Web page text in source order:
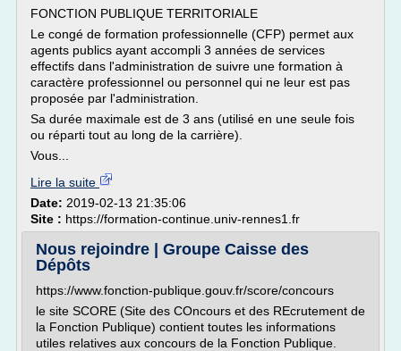
FONCTION PUBLIQUE TERRITORIALE
Le congé de formation professionnelle (CFP) permet aux
agents publics ayant accompli 3 années de services
effectifs dans l'administration de suivre une formation à
caractère professionnel ou personnel qui ne leur est pas
proposée par l'administration.
Sa durée maximale est de 3 ans (utilisé en une seule fois
ou réparti tout au long de la carrière).
Vous...
Lire la suite
Date: 2019-02-13 21:35:06
Site : https://formation-continue.univ-rennes1.fr
Nous rejoindre | Groupe Caisse des
Dépôts
https://www.fonction-publique.gouv.fr/score/concours
le site SCORE (Site des COncours et des REcrutement de
la Fonction Publique) contient toutes les informations
utiles relatives aux concours de la Fonction Publique.